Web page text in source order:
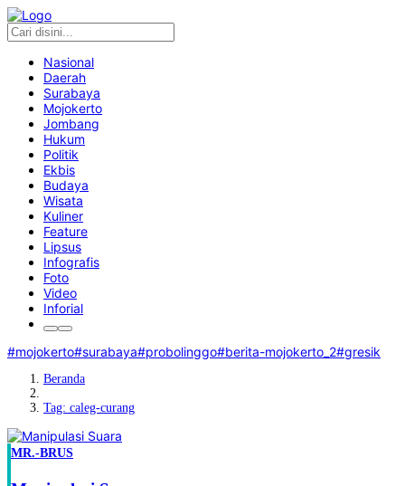
Nasional
Daerah
Surabaya
Mojokerto
Jombang
Hukum
Politik
Ekbis
Budaya
Wisata
Kuliner
Feature
Lipsus
Infografis
Foto
Video
Inforial
#mojokerto#surabaya#probolinggo#berita-mojokerto_2#gresik
Beranda
Tag: caleg-curang
MR.-BRUS